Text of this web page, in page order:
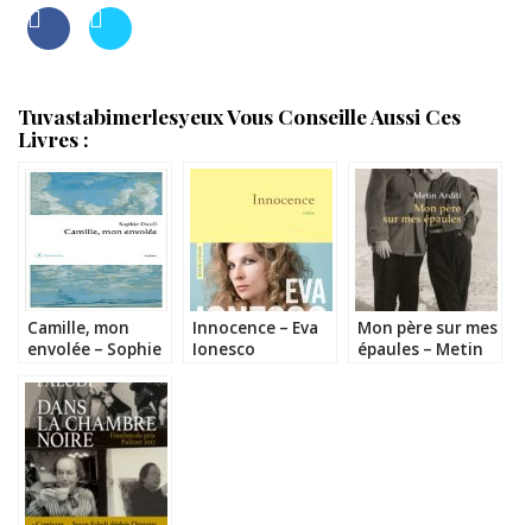
Tuvastabimerlesyeux Vous Conseille Aussi Ces
Livres :
Camille, mon
envolée – Sophie
Innocence – Eva
Ionesco
Mon père sur mes
épaules – Metin